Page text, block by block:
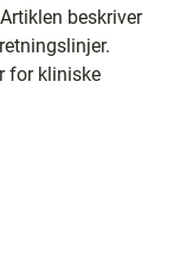
beskriver
for kliniske